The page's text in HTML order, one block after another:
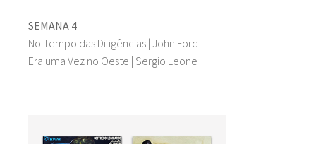
SEMANA 4
No Tempo das Diligências | John Ford
Era uma Vez no Oeste | Sergio Leone